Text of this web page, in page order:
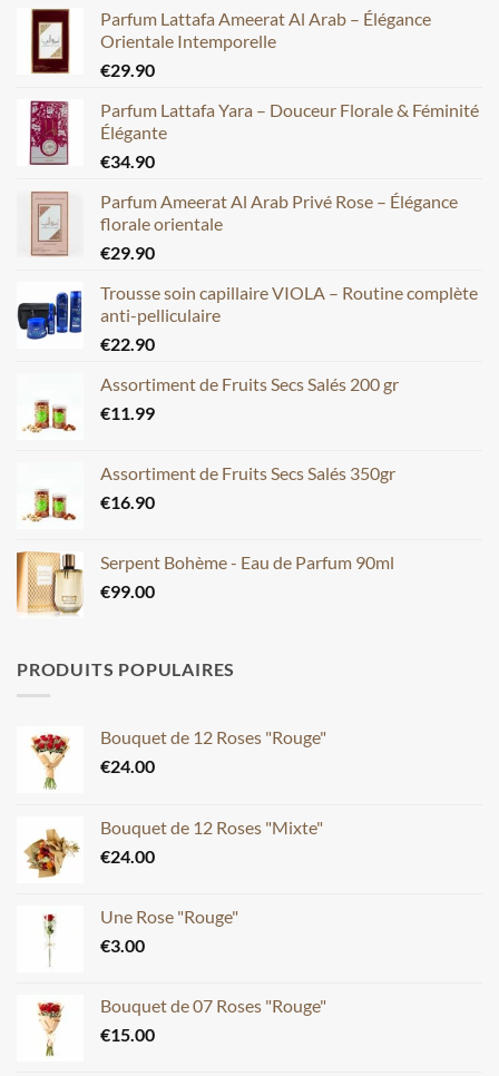
Parfum Lattafa Ameerat Al Arab – Élégance
Orientale Intemporelle
€29.90
Parfum Lattafa Yara – Douceur Florale & Féminité
Élégante
€34.90
Parfum Ameerat Al Arab Privé Rose – Élégance
florale orientale
€29.90
Trousse soin capillaire VIOLA – Routine complète
anti-pelliculaire
€22.90
Assortiment de Fruits Secs Salés 200 gr
€11.99
Assortiment de Fruits Secs Salés 350gr
€16.90
Serpent Bohème - Eau de Parfum 90ml
€99.00
PRODUITS POPULAIRES
Bouquet de 12 Roses "Rouge"
€24.00
Bouquet de 12 Roses "Mixte"
€24.00
Une Rose "Rouge"
€3.00
Bouquet de 07 Roses "Rouge"
€15.00